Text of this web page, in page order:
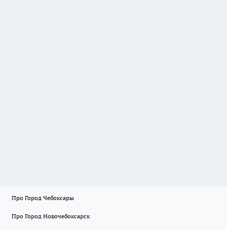
Про Город Чебоксары
Про Город Новочебоксарск